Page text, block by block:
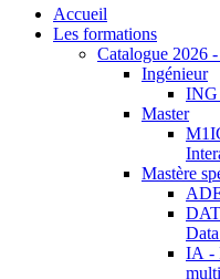
Accueil
Les formations
Catalogue 2026
Ingénieur
ING
Master
Mastère
IA -